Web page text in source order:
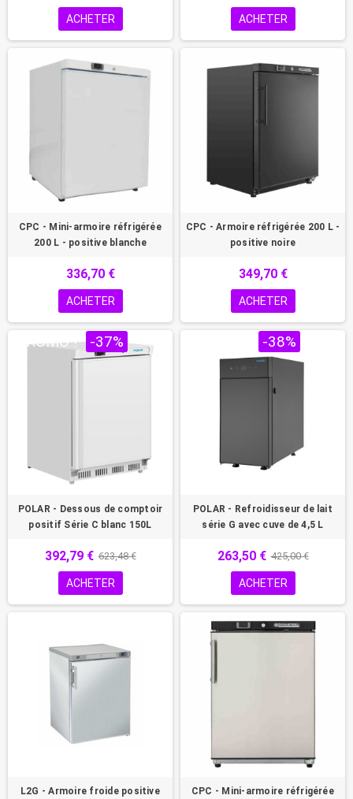
ACHETER ACHETER
CPC - Mini-armoire réfrigérée
200 L - positive blanche
336,70 €
ACHETER
CPC - Armoire réfrigérée 200 L -
positive noire
349,70 €
ACHETER
PROMO ! -37%
POLAR - Dessous de comptoir
positif Série C blanc 150L
392,79 € 623,48 €
ACHETER
-38%
POLAR - Refroidisseur de lait
série G avec cuve de 4,5 L
263,50 € 425,00 €
ACHETER
L2G - Armoire froide positive
CPC - Mini-armoire réfrigérée